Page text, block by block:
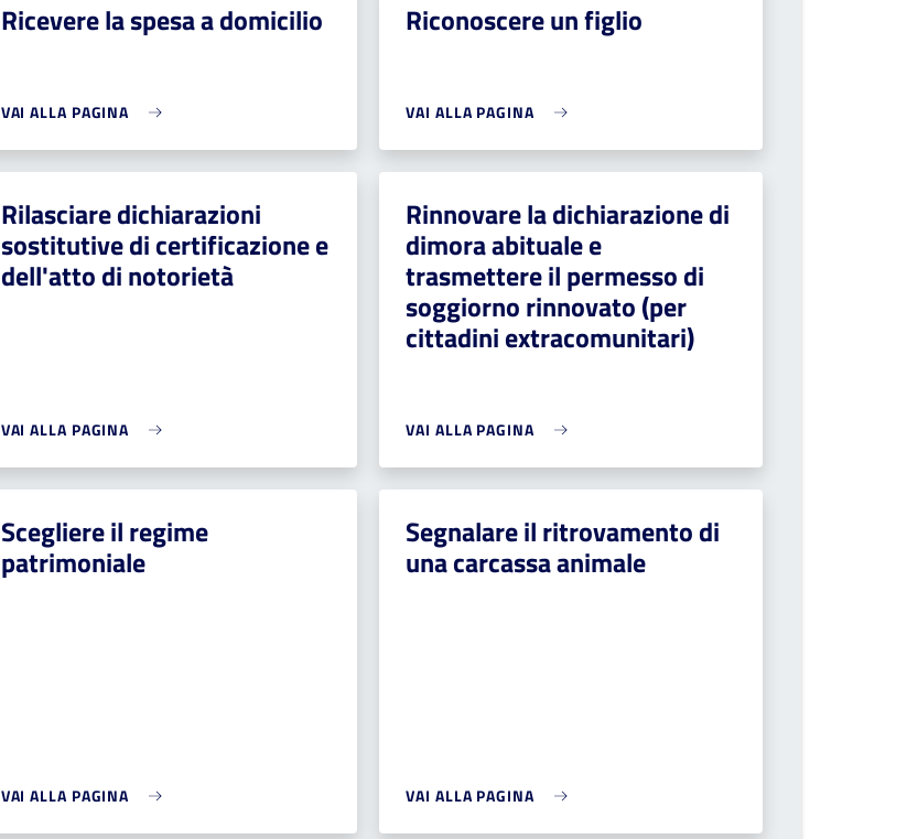
Ricevere la spesa a domicilio
VAI ALLA PAGINA
Riconoscere un figlio
VAI ALLA PAGINA
Rilasciare dichiarazioni
sostitutive di certificazione e
dell'atto di notorietà
VAI ALLA PAGINA
Rinnovare la dichiarazione di
dimora abituale e
trasmettere il permesso di
soggiorno rinnovato (per
cittadini extracomunitari)
VAI ALLA PAGINA
Scegliere il regime
patrimoniale
VAI ALLA PAGINA
Segnalare il ritrovamento di
una carcassa animale
VAI ALLA PAGINA